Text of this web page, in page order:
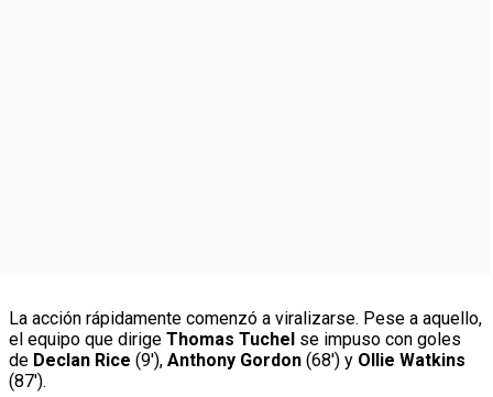
La acción rápidamente comenzó a viralizarse. Pese a aquello,
el equipo que dirige Thomas Tuchel se impuso con goles
de Declan Rice (9′), Anthony Gordon (68′) y Ollie Watkins
(87′).